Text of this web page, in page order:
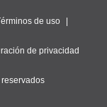
fuentes,
y contenido
de uso
de privacidad